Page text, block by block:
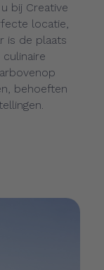
bij Creative
locatie,
is de plaats
behoeften